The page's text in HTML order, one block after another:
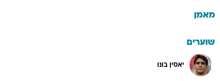
מאמן
שוערים
יאסין בונו